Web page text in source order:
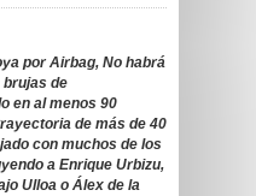
por Airbag, No habrá
brujas de
en al menos 90
de más de 40
con muchos de los
a Enrique Urbizu,
Ulloa o Álex de la